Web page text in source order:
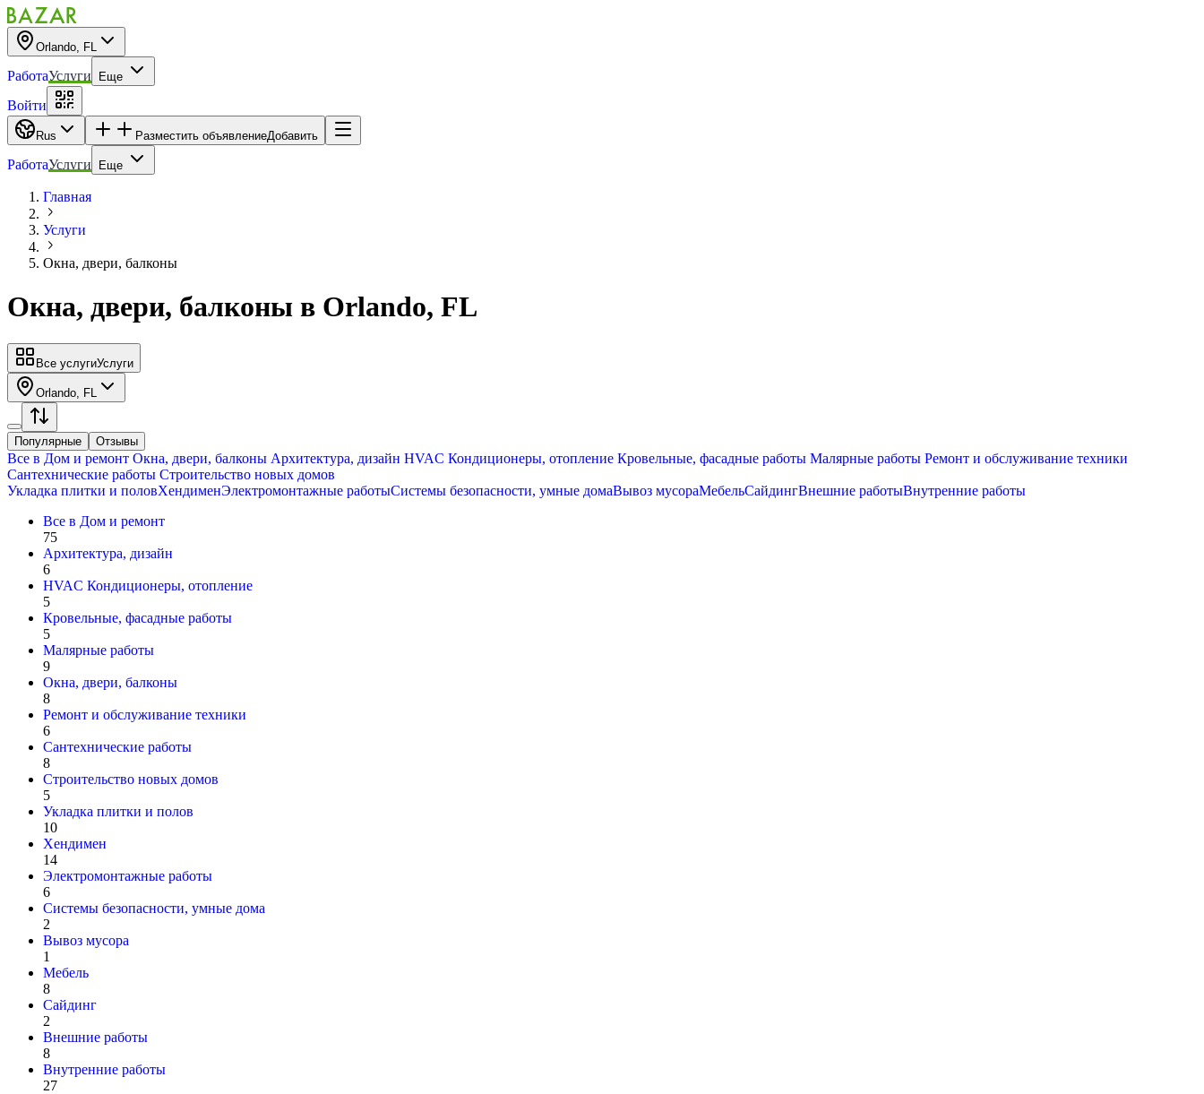
Orlando, FL
РаботаУслуги Еще
Войти
Rus Разместить объявлениеДобавить
РаботаУслуги Еще
Главная
Услуги
Окна, двери, балконы
Окна, двери, балконы в Orlando, FL
Все услугиУслуги
Orlando, FL
Популярные Отзывы
Все в Дом и ремонт Окна, двери, балконы Архитектура, дизайн HVAC Кондиционеры, oтопление Кровельные, фасадные работы Малярные работы Ремонт и обслуживание техники
Сантехнические работы Строительство новых домов
Укладка плитки и половХендименЭлектромонтажные работыСистемы безопасности, умные домаВывоз мусораМебельСайдингВнешние работыВнутренние работы
Все в Дом и ремонт
75
Архитектура, дизайн
6
HVAC Кондиционеры, oтопление
5
Кровельные, фасадные работы
5
Малярные работы
9
Окна, двери, балконы
8
Ремонт и обслуживание техники
6
Сантехнические работы
8
Строительство новых домов
5
Укладка плитки и полов
10
Хендимен
14
Электромонтажные работы
6
Системы безопасности, умные дома
2
Вывоз мусора
1
Мебель
8
Сайдинг
2
Внешние работы
8
Внутренние работы
27